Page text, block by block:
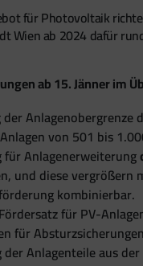
für Photovoltaik
Wien ab 2024 dafür
ab 15. Jänner im
der
von 501 bis
für Anlagenerweiterung
und diese
kombinierbar.
für PV-
für
der Anlagenteile aus